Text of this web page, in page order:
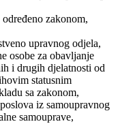
zakonom,
upravnog odjela,
osobe za obavljanje
i drugih djelatnosti od
statusnim
sa zakonom,
iz samoupravnog
samouprave,